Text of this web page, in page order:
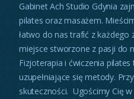
Gabinet Ach Studio Gdynia
pilates oraz masażem.
łatwo do nas trafić z każdego
miejsce stworzone z pasji do
Fizjoterapia i ćwiczenia
uzupełniające się metody.
skuteczności. Ugościmy Cię